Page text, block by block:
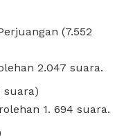
(7.552
2.047 suara.
suara)
1. 694 suara.